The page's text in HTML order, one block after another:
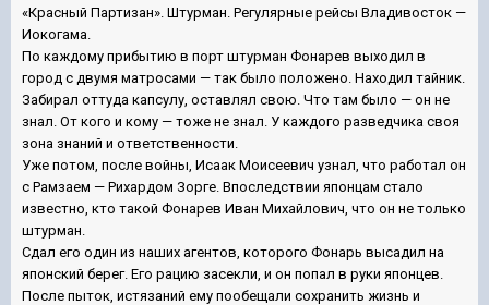
«Красный Партизан». Штурман. Регулярные рейсы Владивосток —
Иокогама.
По каждому прибытию в порт штурман Фонарев выходил в
город с двумя матросами — так было положено. Находил тайник.
Забирал оттуда капсулу, оставлял свою. Что там было — он не
знал. От кого и кому — тоже не знал. У каждого разведчика своя
зона знаний и ответственности.
Уже потом, после войны, Исаак Моисеевич узнал, что работал он
с Рамзаем — Рихардом Зорге. Впоследствии японцам стало
известно, кто такой Фонарев Иван Михайлович, что он не только
штурман.
Сдал его один из наших агентов, которого Фонарь высадил на
японский берег. Его рацию засекли, и он попал в руки японцев.
После пыток, истязаний ему пообещали сохранить жизнь и